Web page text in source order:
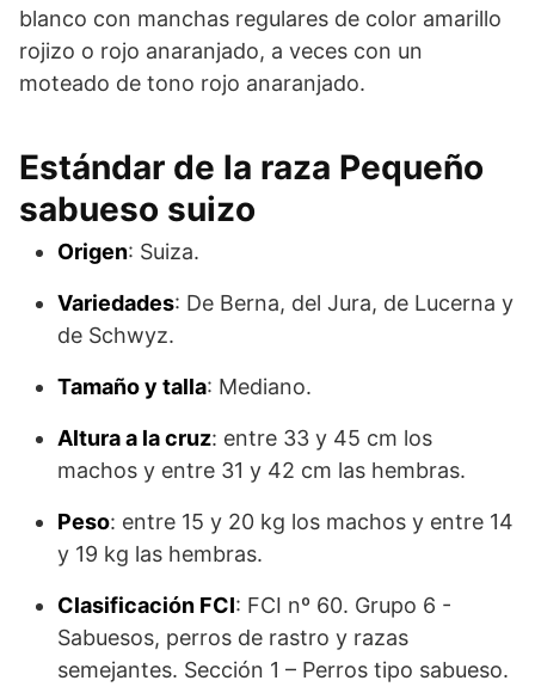
blanco con manchas regulares de color amarillo
rojizo o rojo anaranjado, a veces con un
moteado de tono rojo anaranjado.
Estándar de la raza Pequeño
sabueso suizo
Origen: Suiza.
Variedades: De Berna, del Jura, de Lucerna y
de Schwyz.
Tamaño y talla: Mediano.
Altura a la cruz: entre 33 y 45 cm los
machos y entre 31 y 42 cm las hembras.
Peso: entre 15 y 20 kg los machos y entre 14
y 19 kg las hembras.
Clasificación FCI: FCI nº 60. Grupo 6 -
Sabuesos, perros de rastro y razas
semejantes. Sección 1 – Perros tipo sabueso.